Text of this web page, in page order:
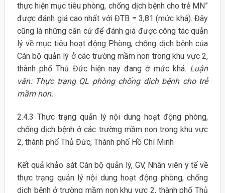
thực hiện mục tiêu phòng, chống dịch bệnh cho trẻ MN”
được đánh giá cao nhất với ĐTB = 3,81 (mức khá). Đây
cũng là những căn cứ để đánh giá được công tác quản
lý về mục tiêu hoạt động Phòng, chống dịch bệnh của
Cán bộ quản lý ở các trường mầm non trong khu vực 2,
thành phố Thủ Đức hiện nay đang ở mức khá. Luận
văn: Thực trạng QL phòng chống dịch bệnh cho trẻ
mầm non.
2.4.3 Thực trạng quản lý nội dung hoạt động phòng,
chống dịch bệnh ở các trường mầm non trong khu vực
2, thành phố Thủ Đức, Thành phố Hồ Chí Minh
Kết quả khảo sát Cán bộ quản lý, GV, Nhân viên y tế về
thực trạng quản lý nội dung hoạt động phòng, chống
dịch bệnh ở trường mầm non khu vực 2, thành phố Thủ